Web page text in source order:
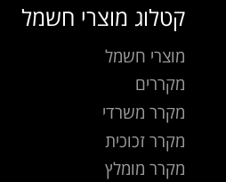
קטלוג מוצרי חשמל
מוצרי חשמל
מקררים
מקרר משרדי
מקרר זכוכית
מקרר מומלץ